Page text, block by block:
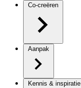
Co-creëren
Aanpak
Kennis & inspiratie